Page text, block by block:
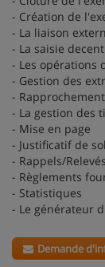
- Création de
- La liaison
- La saisie
- Les opérations
- Gestion des
-
- La gestion des
- Mise en page
- Justificatif de
- Rappels/Relevés
- Règlements
- Statistiques
- Le générateur
Demande